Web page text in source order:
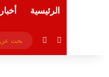
الرئيسية أخبار
فيسبوكملخص الموقع RSS